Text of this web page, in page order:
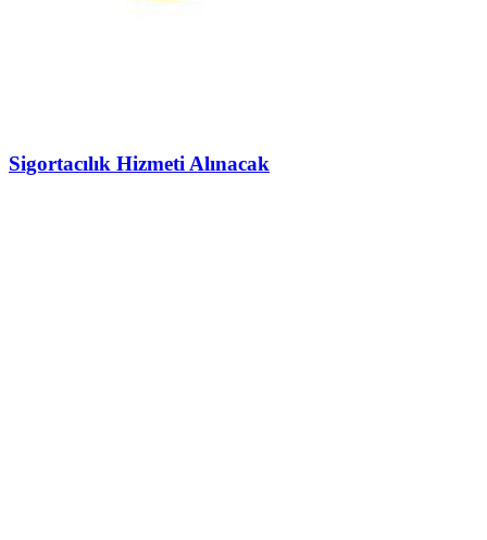
Sigortacılık Hizmeti Alınacak